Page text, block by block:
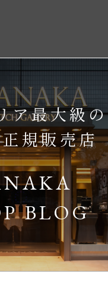
ア最大級の
規販売店
BLOG